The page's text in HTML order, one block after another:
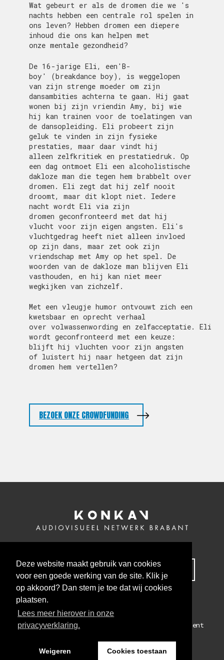
Deze website maakt gebruik van cookies
voor een goede werking van de site. Klik je
op akkoord? Dan stem je toe dat wij cookies
plaatsen.
Lees meer hierover in onze
privacyverklaring.
Weigeren Cookies toestaan
Wat gebeurt er als de dromen die we 's
nachts hebben een centrale rol spelen in
ons leven? Hebben dromen een diepere
inhoud die ons kan helpen met
onze mentale gezondheid?
De 16-jarige Eli, een'B-
boy' (breakdance boy), is weggelopen
van zijn strenge moeder om zijn
dansambities achterna te gaan. Hij gaat
wonen bij zijn vriendin Amy, bij wie
hij kan trainen voor de toelatingen van
de dansopleiding. Eli probeert zijn
geluk te vinden in zijn fysieke
prestaties, maar daar vindt hij
alleen zelfkritiek en prestatiedruk. Op
een dag ontmoet Eli een alcoholistische
dakloze man die tegen hem brabbelt over
dromen. Eli zegt dat hij zelf nooit
droomt, maar dit klopt niet. Iedere
nacht wordt Eli via zijn
dromen geconfronteerd met dat hij
vlucht voor zijn eigen angsten. Eli's
vluchtgedrag heeft niet alleen invloed
op zijn dans, maar zet ook zijn
vriendschap met Amy op het spel. De
woorden van de dakloze man blijven Eli
vasthouden, en hij kan niet meer
wegkijken van zichzelf.
Met een vleugje humor ontvouwt zich een
kwetsbaar en oprecht verhaal
over volwassenwording en zelfacceptatie. Eli
wordt geconfronteerd met een keuze:
blijft hij vluchten voor zijn angsten
of luistert hij naar hetgeen dat zijn
dromen hem vertellen?
BEZOEK ONZE CROWDFUNDING
MELD JE NU AAN VOOR ONZE NIEUWSBRIEF
Colofon Algemene voorwaarden Privacy statement